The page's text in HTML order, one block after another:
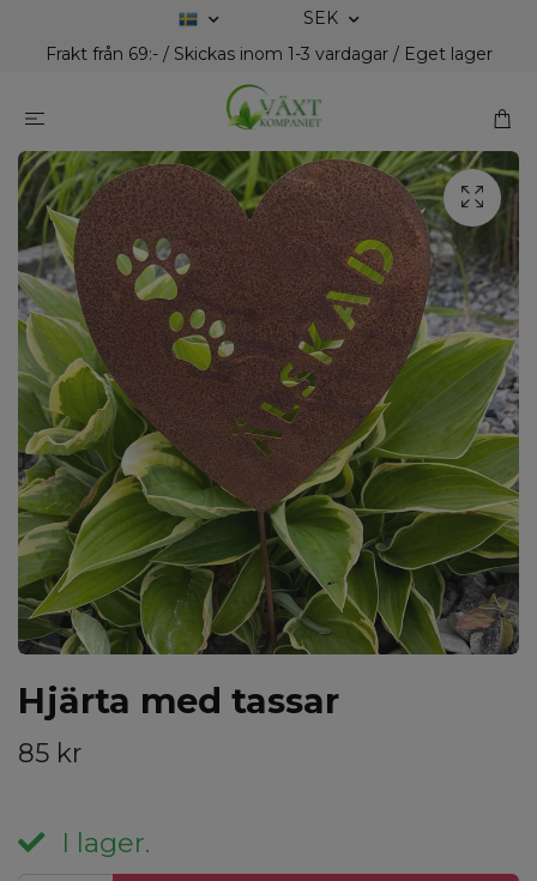
SEK
Frakt från 69:- / Skickas inom 1-3 vardagar / Eget lager
Hjärta med tassar
85 kr
I lager.